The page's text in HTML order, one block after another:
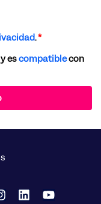
.*
y escompatiblecon